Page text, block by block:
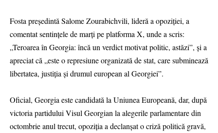
Fosta preşedintă Salome Zourabichvili, lideră a opoziţiei, a
comentat sentinţele de marţi pe platforma X, unde a scris:
„Teroarea în Georgia: încă un verdict motivat politic, astăzi”, şi a
apreciat că „este o represiune organizată de stat, care subminează
libertatea, justiţia şi drumul european al Georgiei”.
Oficial, Georgia este candidată la Uniunea Europeană, dar, după
victoria partidului Visul Georgian la alegerile parlamentare din
octombrie anul trecut, opoziţia a declanşat o criză politică gravă,